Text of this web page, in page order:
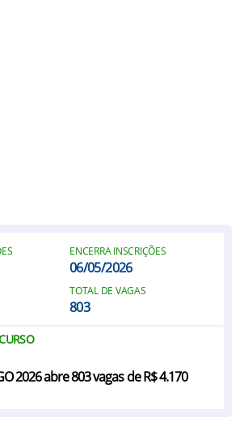
ENCERRA INSCRIÇÕES
06/05/2026
TOTAL DE VAGAS
803
2026 abre 803 vagas de R$ 4.170